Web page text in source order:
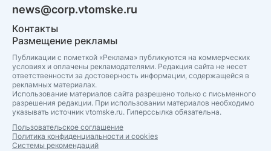
news@corp.vtomske.ru
Контакты
Размещение рекламы
Публикации с пометкой «Реклама» публикуются на коммерческих
условиях и оплачены рекламодателями. Редакция сайта не несет
ответственности за достоверность информации, содержащейся в
рекламных материалах.
Использование материалов сайта разрешено только с письменного
разрешения редакции. При использовании материалов необходимо
указывать источник vtomske.ru. Гиперссылка обязательна.
Пользовательское соглашение
Политика конфиденциальности и cookies
Системы рекомендаций